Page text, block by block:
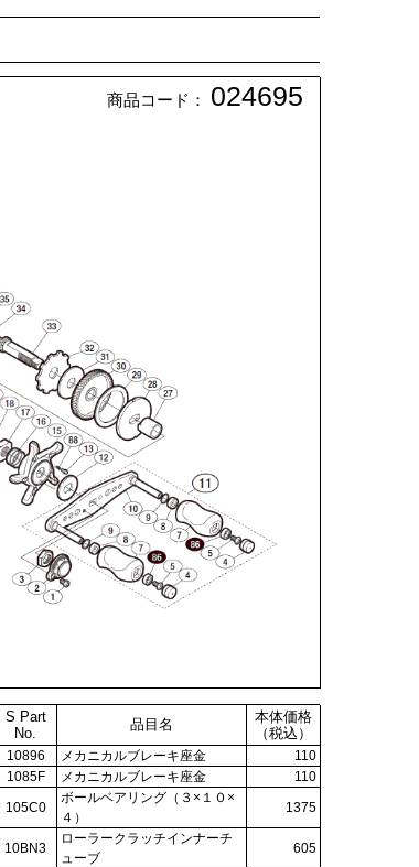
商品コード： 024695
S Part
No.
品目名
本体価格
（税込）
10896 メカニカルブレーキ座金
110
1085F メカニカルブレーキ座金
110
105C0
ボールベアリング（３×１０×
４）
1375
10BN3
ローラークラッチインナーチ
ューブ
605